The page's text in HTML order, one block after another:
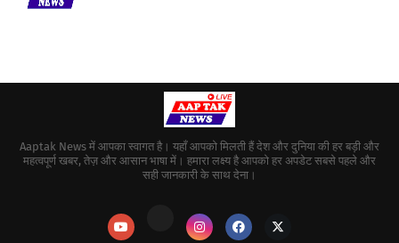
Aaptak News में आपका स्वागत है। यहाँ आपको मिलती हैं देश और दुनिया की हर बड़ी और
महत्वपूर्ण खबर, तेज़ और आसान भाषा में। हमारा लक्ष्य है आपको हर अपडेट सबसे पहले और
सही जानकारी के साथ देना।